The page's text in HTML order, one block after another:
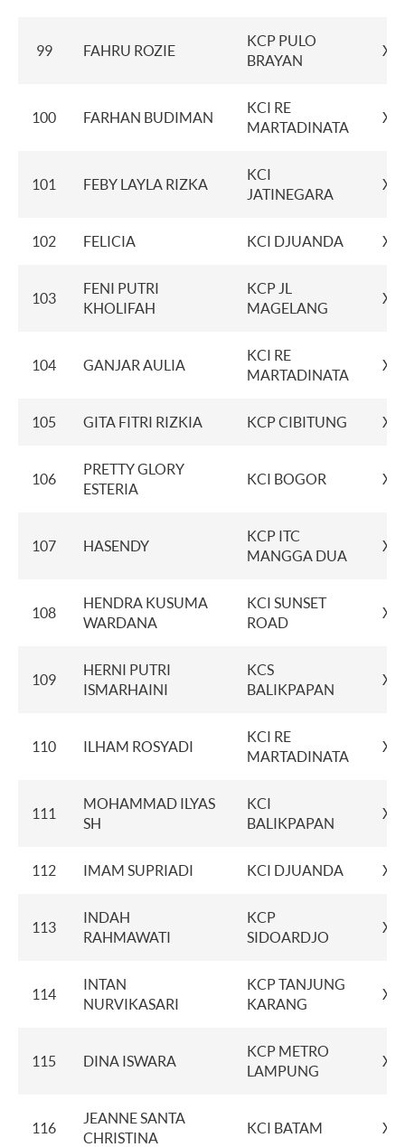
99 FAHRU ROZIE
KCP PULO
BRAYAN
100 FARHAN BUDIMAN
KCI RE
MARTADINATA
101 FEBY LAYLA RIZKA
KCI
JATINEGARA
102 FELICIA KCI DJUANDA
103
FENI PUTRI
KHOLIFAH
KCP JL
MAGELANG
104 GANJAR AULIA
KCI RE
MARTADINATA
105 GITA FITRI RIZKIA KCP CIBITUNG
106
PRETTY GLORY
ESTERIA
KCI BOGOR
107 HASENDY
KCP ITC
MANGGA DUA
108
HENDRA KUSUMA
WARDANA
KCI SUNSET
ROAD
109
HERNI PUTRI
ISMARHAINI
KCS
BALIKPAPAN
110 ILHAM ROSYADI
KCI RE
MARTADINATA
111
MOHAMMAD ILYAS
SH
KCI
BALIKPAPAN
112 IMAM SUPRIADI KCI DJUANDA
113
INDAH
RAHMAWATI
KCP
SIDOARDJO
114
INTAN
NURVIKASARI
KCP TANJUNG
KARANG
115 DINA ISWARA
KCP METRO
LAMPUNG
116
JEANNE SANTA
CHRISTINA
KCI BATAM